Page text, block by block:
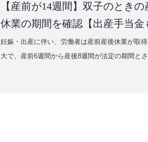
【産前が14週間】双子のとき
休業の期間を確認【出産手当金
妊娠・出産に伴い、労働者は産前産後休業が取
大で、産前6週間から産後8週間が法定の期間と